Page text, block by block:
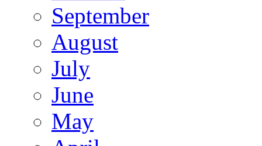
September
August
July
June
May